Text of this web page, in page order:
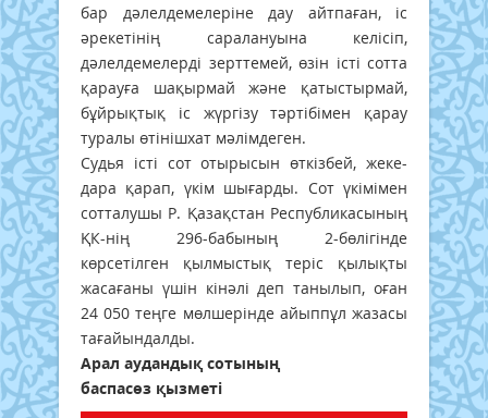
бар дәлелдемелеріне дау айтпаған, іс
әрекетінің саралануына келісіп,
дәлелдемелерді зерттемей, өзін істі сотта
қарауға шақырмай және қатыстырмай,
бұйрықтық іс жүргізу тәртібімен қарау
туралы өтінішхат мәлімдеген.
Судья істі сот отырысын өткізбей, жеке-
дара қарап, үкім шығарды. Сот үкімімен
сотталушы Р. Қазақстан Республикасының
ҚК-нің 296-бабының 2-бөлігінде
көрсетілген қылмыстық теріс қылықты
жасағаны үшін кінәлі деп танылып, оған
24 050 теңге мөлшерінде айыппұл жазасы
тағайындалды.
Арал аудандық сотының
баспасөз қызметі